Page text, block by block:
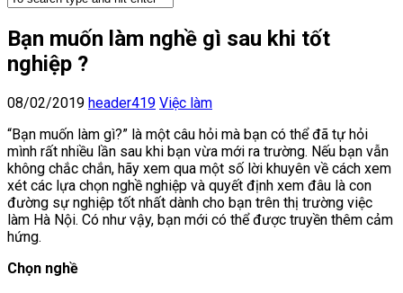
Bạn muốn làm nghề gì sau khi tốt
nghiệp ?
08/02/2019 header419 Việc làm
“Bạn muốn làm gì?” là một câu hỏi mà bạn có thể đã tự hỏi
mình rất nhiều lần sau khi bạn vừa mới ra trường. Nếu bạn vẫn
không chắc chắn, hãy xem qua một số lời khuyên về cách xem
xét các lựa chọn nghề nghiệp và quyết định xem đâu là con
đường sự nghiệp tốt nhất dành cho bạn trên thị trường việc
làm Hà Nội. Có như vậy, bạn mới có thể được truyền thêm cảm
hứng.
Chọn nghề